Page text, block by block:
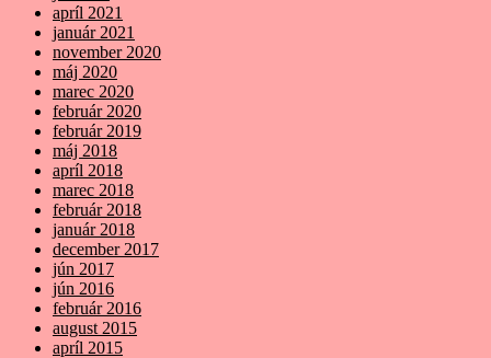
apríl 2021
január 2021
november 2020
máj 2020
marec 2020
február 2020
február 2019
máj 2018
apríl 2018
marec 2018
február 2018
január 2018
december 2017
jún 2017
jún 2016
február 2016
august 2015
apríl 2015